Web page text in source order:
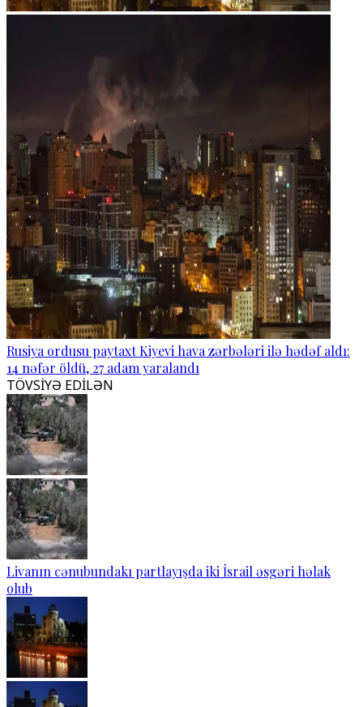
Rusiya ordusu paytaxt Kiyevi hava zərbələri ilə hədəf aldı:
14 nəfər öldü, 27 adam yaralandı
TÖVSİYƏ EDİLƏN
Livanın cənubundakı partlayışda iki İsrail əsgəri həlak
olub